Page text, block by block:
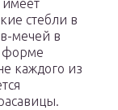
имеет
стебли в
мечей в
форме
каждого из